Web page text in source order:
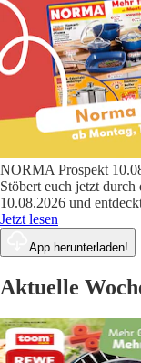
NORMA Prospekt
Stöbert euch jetzt
10.08.2026 und
Jetzt lesen
App herunterladen!
Aktuelle